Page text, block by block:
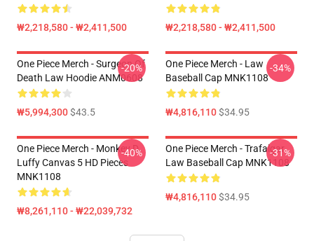
₩2,218,580 - ₩2,411,500 ₩2,218,580 - ₩2,411,500
One Piece Merch - Surgeon Of
Death Law Hoodie ANM0608
₩5,994,300$43.5
-20%
One Piece Merch - Law
Baseball Cap MNK1108
₩4,816,110$34.95
-34%
One Piece Merch - Monkey D.
Luffy Canvas 5 HD Pieces
MNK1108
₩8,261,110 - ₩22,039,732
-40%
One Piece Merch - Trafalgar
Law Baseball Cap MNK1108
₩4,816,110$34.95
-31%